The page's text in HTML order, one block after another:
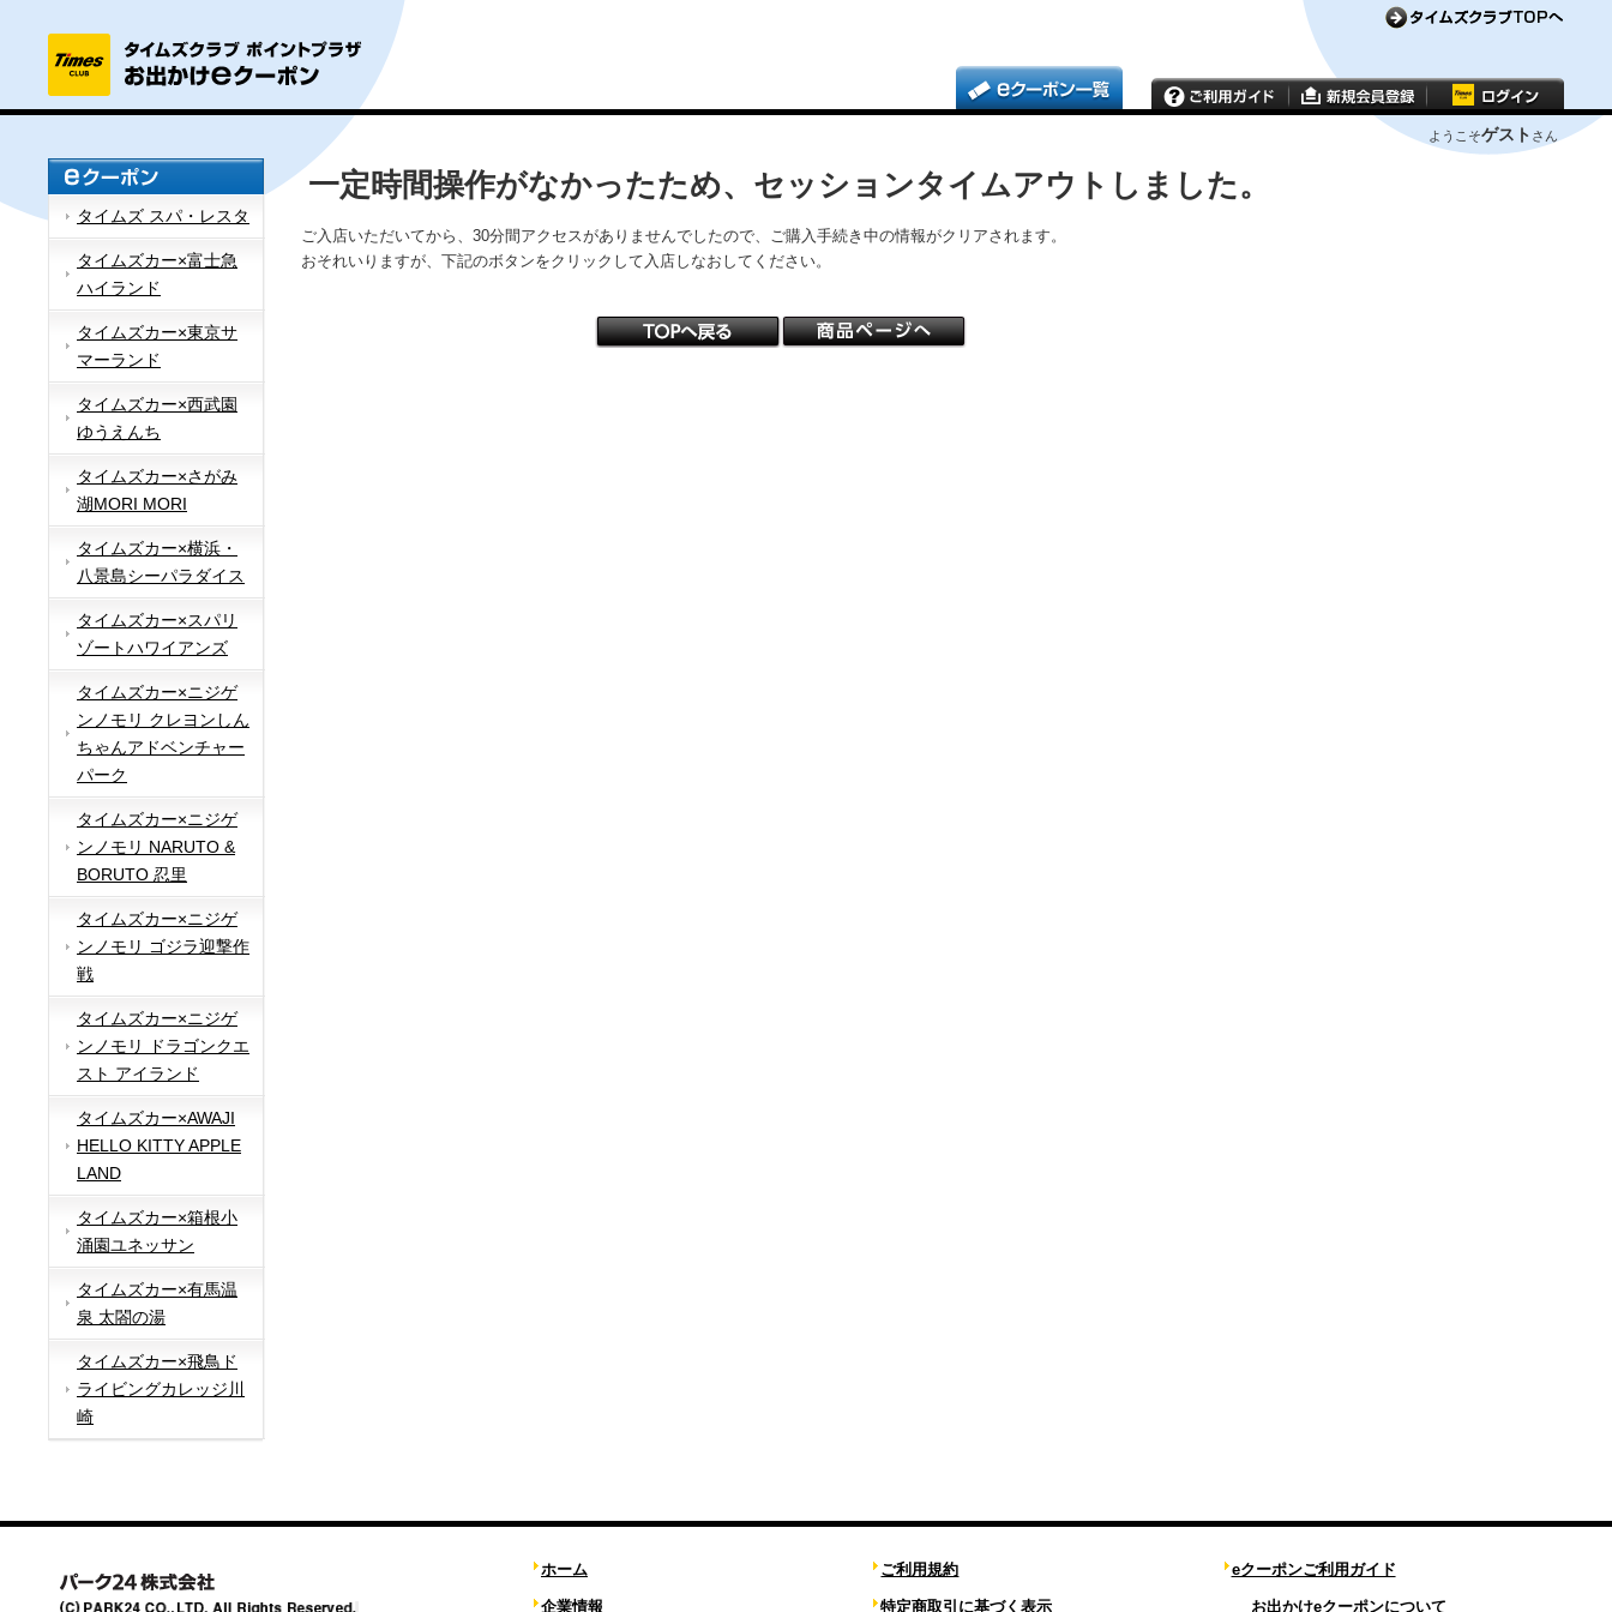
ようこそゲスト さん
タイムズ スパ・レスタ
タイムズカー×富士急
ハイランド
タイムズカー×東京サ
マーランド
タイムズカー×西武園
ゆうえんち
タイムズカー×さがみ
湖MORI MORI
タイムズカー×横浜・
八景島シーパラダイス
タイムズカー×スパリ
ゾートハワイアンズ
タイムズカー×ニジゲ
ンノモリ クレヨンしん
ちゃんアドベンチャー
パーク
タイムズカー×ニジゲ
ンノモリ NARUTO &
BORUTO 忍里
タイムズカー×ニジゲ
ンノモリ ゴジラ迎撃作
戦
タイムズカー×ニジゲ
ンノモリ ドラゴンクエ
スト アイランド
タイムズカー×AWAJI
HELLO KITTY APPLE
LAND
タイムズカー×箱根小
涌園ユネッサン
タイムズカー×有馬温
泉 太閤の湯
タイムズカー×飛鳥ド
ライビングカレッジ川
崎
一定時間操作がなかったため、セッションタイムアウトしました。
ご入店いただいてから、30分間アクセスがありませんでしたので、ご購入手続き中の情報がクリアされます。
おそれいりますが、下記のボタンをクリックして入店しなおしてください。
ホーム
企業情報
ご利用規約
特定商取引に基づく表示
eクーポンご利用ガイド
お出かけeクーポンについて